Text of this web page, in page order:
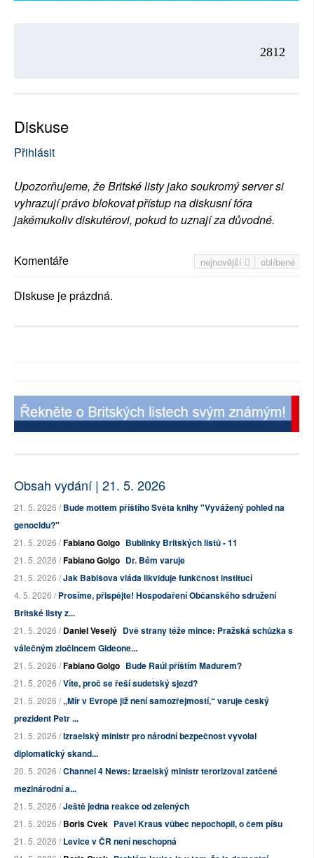
2812
Diskuse
Přihlásit
Upozorňujeme, že Britské listy jako soukromý server si
vyhrazují právo blokovat přístup na diskusní fóra
jakémukoliv diskutérovi, pokud to uznají za důvodné.
nejnovější oblíbené
Komentáře
Diskuse je prázdná.
Obsah vydání | 21. 5. 2026
21. 5. 2026 /Bude mottem příštího Světa knihy "Vyvážený pohled na
genocidu?"
21. 5. 2026 /Fabiano Golgo Bublinky Britských listů - 11
21. 5. 2026 /Fabiano Golgo Dr. Bém varuje
21. 5. 2026 /Jak Babišova vláda likviduje funkčnost institucí
4. 5. 2026 /Prosíme, přispějte! Hospodaření Občanského sdružení
Britské listy z...
21. 5. 2026 /Daniel Veselý Dvě strany téže mince: Pražská schůzka s
válečným zločincem Gideone...
21. 5. 2026 /Fabiano Golgo Bude Raúl příštím Madurem?
21. 5. 2026 /Víte, proč se řeší sudetský sjezd?
21. 5. 2026 /„Mír v Evropě již není samozřejmostí,“ varuje český
prezident Petr ...
21. 5. 2026 /Izraelský ministr pro národní bezpečnost vyvolal
diplomatický skand...
20. 5. 2026 /Channel 4 News: Izraelský ministr terorizoval zatčené
mezinárodní a...
21. 5. 2026 /Ještě jedna reakce od zelených
21. 5. 2026 /Boris Cvek Pavel Kraus vůbec nepochopil, o čem píšu
21. 5. 2026 /Levice v ČR není neschopná